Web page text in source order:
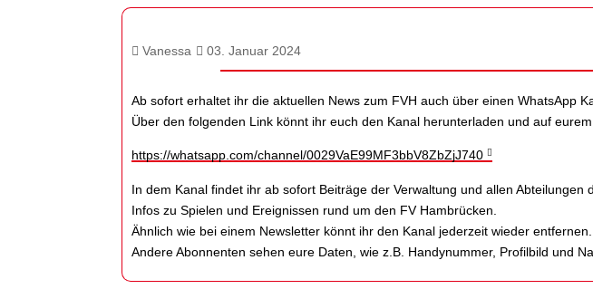
Vanessa 03. Januar 2024
Ab sofort erhaltet ihr die aktuellen News zum FVH auch über einen WhatsApp
Über den folgenden Link könnt ihr euch den Kanal herunterladen und auf
https://whatsapp.com/channel/0029VaE99MF3bbV8ZbZjJ740
In dem Kanal findet ihr ab sofort Beiträge der Verwaltung und allen
Infos zu Spielen und Ereignissen rund um den FV Hambrücken.
Ähnlich wie bei einem Newsletter könnt ihr den Kanal jederzeit wieder entfernen.
Andere Abonnenten sehen eure Daten, wie z.B. Handynummer, Profilbild und